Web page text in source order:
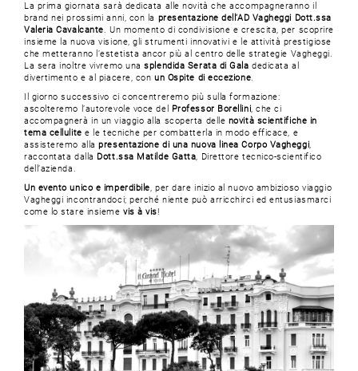
La prima giornata sarà dedicata alle novità che accompagneranno il
brand nei prossimi anni, con la presentazione dell’AD Vagheggi Dott.ssa
Valeria Cavalcante. Un momento di condivisione e crescita, per scoprire
insieme la nuova visione, gli strumenti innovativi e le attività prestigiose
che metteranno l’estetista ancor più al centro delle strategie Vagheggi.
La sera inoltre vivremo unasplendida Serata di Galadedicata al
divertimento e al piacere, conun Ospite di eccezione.
Il giorno successivo ci concentreremo più sulla formazione:
ascolteremo l’autorevole voce del
Professor Borellini, che ci
accompagnerà in un viaggio alla scoperta delle novità scientifiche in
tema cellulite e le tecniche per combatterla in modo efficace, e
assisteremo allapresentazione di una nuova linea Corpo Vagheggi,
raccontata dalla Dott.ssa Matilde Gatta, Direttore tecnico-scientifico
dell’azienda.
Un evento unico e imperdibile, per dare inizio al nuovo ambizioso viaggio
Vagheggi incontrandoci; perché niente può arricchirci ed entusiasmarci
come lo stare insiemevis à vis!